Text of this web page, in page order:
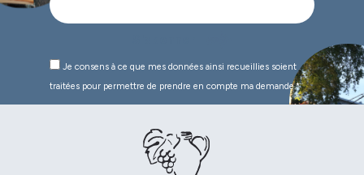
Je consens à ce que mes données ainsi recueillies soient
traitées pour permettre de prendre en compte ma demande.*